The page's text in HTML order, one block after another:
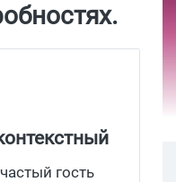
словам
гость